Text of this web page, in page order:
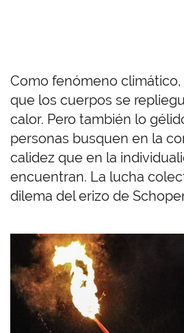
Como fenómeno
que los cuerpos se
calor. Pero también lo
personas busquen en la
calidez que en la
encuentran. La lucha
dilema del erizo de